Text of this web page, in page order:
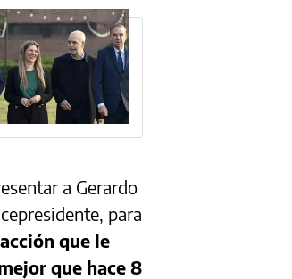
a Gerardo
para
que le
que hace 8